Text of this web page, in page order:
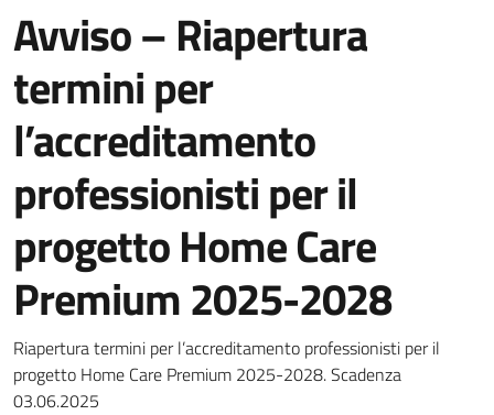
Avviso – Riapertura
termini per
l’accreditamento
professionisti per il
progetto Home Care
Premium 2025-2028
Dettagli della notizia
Riapertura termini per l’accreditamento professionisti per il
progetto Home Care Premium 2025-2028. Scadenza
03.06.2025